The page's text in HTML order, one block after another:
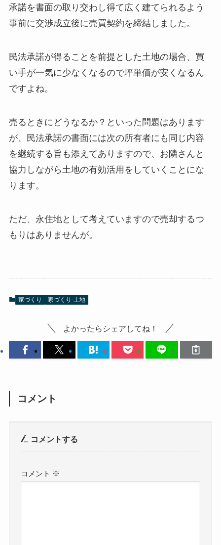
承諾を書面の取り交わし得て広く建てられるよう
事前に交渉成立後に売買契約を締結しました。
民法承諾が得ることを前提とした土地の場合、買
い手が一気に少なくなるので坪単価が安くなるん
ですよね。
売るときにどうなるか？といった問題はあります
が、民法承諾の書面には次の所有者にも同じ内容
を継続する旨も添えてありますので、お隣さんと
協力しながら土地の有効活用をしていくことにな
ります。
ただ、永住地として考えていますので売却するつ
もりはありませんが。
家づくり 家づくり-土地
よかったらシェアしてね！
コメント
コメントする
コメント ※